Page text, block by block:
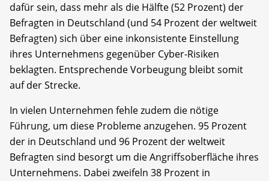
dafür sein, dass mehr als die Hälfte (52 Prozent) der
Befragten in Deutschland (und 54 Prozent der weltweit
Befragten) sich über eine inkonsistente Einstellung
ihres Unternehmens gegenüber Cyber-Risiken
beklagten. Entsprechende Vorbeugung bleibt somit
auf der Strecke.
In vielen Unternehmen fehle zudem die nötige
Führung, um diese Probleme anzugehen. 95 Prozent
der in Deutschland und 96 Prozent der weltweit
Befragten sind besorgt um die Angriffsoberfläche ihres
Unternehmens. Dabei zweifeln 38 Prozent in